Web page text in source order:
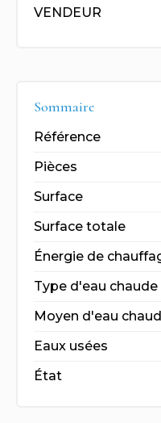
VENDEUR
Sommaire
Référence
Pièces
Surface
Surface totale
Énergie de
Type d'eau chaude
Moyen d'eau
Eaux usées
État